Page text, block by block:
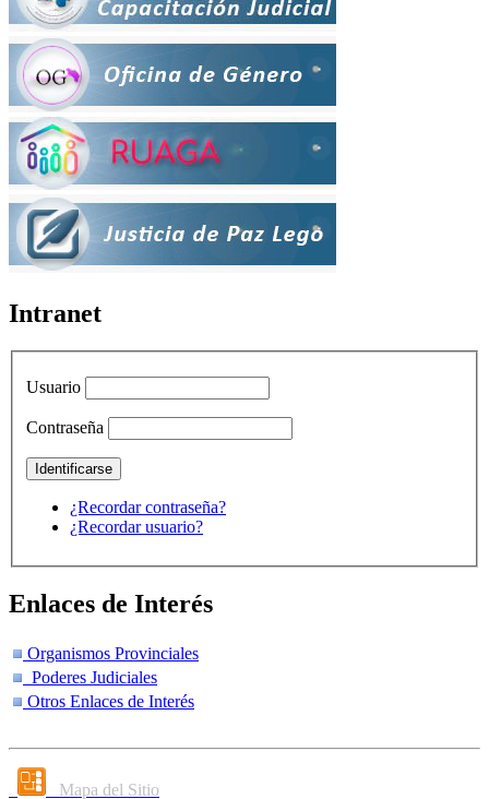
Intranet
Usuario
Contraseña
¿Recordar contraseña?
¿Recordar usuario?
Enlaces de Interés
Organismos Provinciales
Poderes Judiciales
Otros Enlaces de Interés
Mapa del Sitio